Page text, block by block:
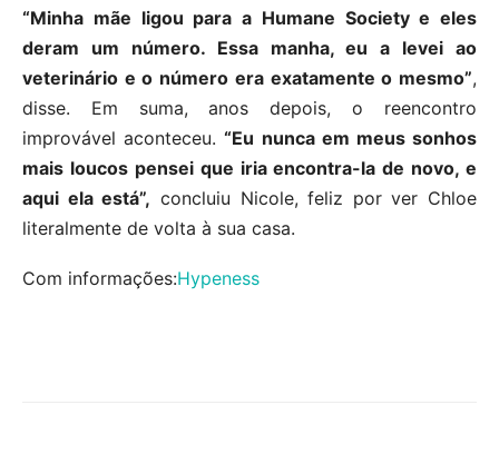
“Minha mãe ligou para a Humane Society e eles
deram um número. Essa manha, eu a levei ao
veterinário e o número era exatamente o mesmo”,
disse. Em suma, anos depois, o reencontro
improvável aconteceu.“Eu nunca em meus sonhos
mais loucos pensei que iria encontra-la de novo, e
aqui ela está”, concluiu Nicole, feliz por ver Chloe
literalmente de volta à sua casa.
Com informações:Hypeness